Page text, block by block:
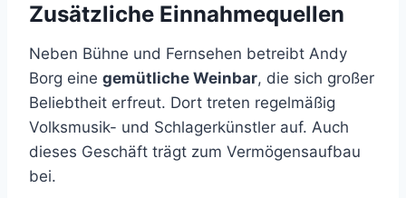
Zusätzliche Einnahmequellen
Neben Bühne und Fernsehen betreibt Andy
Borg eine gemütliche Weinbar, die sich großer
Beliebtheit erfreut. Dort treten regelmäßig
Volksmusik- und Schlagerkünstler auf. Auch
dieses Geschäft trägt zum Vermögensaufbau
bei.